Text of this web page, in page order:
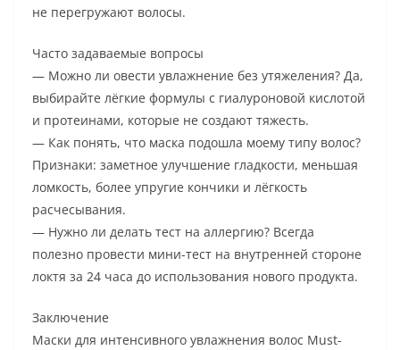
не перегружают волосы.
Часто задаваемые вопросы
— Можно ли овести увлажнение без утяжеления? Да,
выбирайте лёгкие формулы с гиалуроновой кислотой
и протеинами, которые не создают тяжесть.
— Как понять, что маска подошла моему типу волос?
Признаки: заметное улучшение гладкости, меньшая
ломкость, более упругие кончики и лёгкость
расчесывания.
— Нужно ли делать тест на аллергию? Всегда
полезно провести мини-тест на внутренней стороне
локтя за 24 часа до использования нового продукта.
Заключение
Маски для интенсивного увлажнения волос Must-